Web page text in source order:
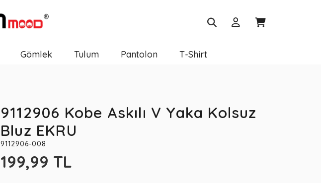
Gömlek Tulum Pantolon T-Shirt
9112906 Kobe Askılı V Yaka Kolsuz
Bluz EKRU
9112906-008
199,99 TL